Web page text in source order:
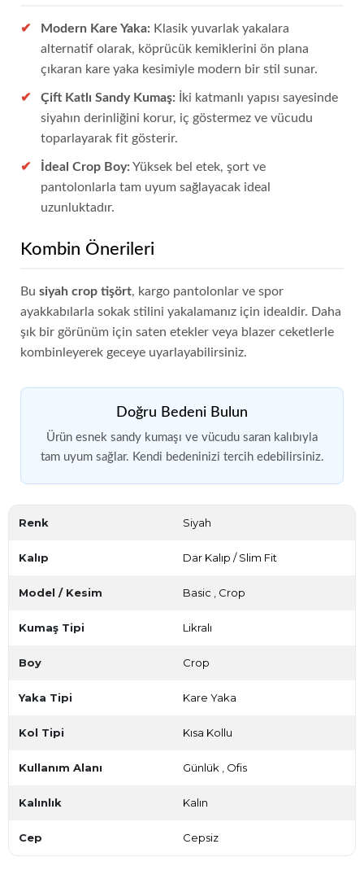
Modern Kare Yaka: Klasik yuvarlak yakalara
alternatif olarak, köprücük kemiklerini ön plana
çıkaran kare yaka kesimiyle modern bir stil sunar.
Çift Katlı Sandy Kumaş: İki katmanlı yapısı sayesinde
siyahın derinliğini korur, iç göstermez ve vücudu
toparlayarak fit gösterir.
İdeal Crop Boy: Yüksek bel etek, şort ve
pantolonlarla tam uyum sağlayacak ideal
uzunluktadır.
Kombin Önerileri
Bu siyah crop tişört, kargo pantolonlar ve spor
ayakkabılarla sokak stilini yakalamanız için idealdir. Daha
şık bir görünüm için saten etekler veya blazer ceketlerle
kombinleyerek geceye uyarlayabilirsiniz.
Doğru Bedeni Bulun
Ürün esnek sandy kumaşı ve vücudu saran kalıbıyla
tam uyum sağlar. Kendi bedeninizi tercih edebilirsiniz.
Renk Siyah
Kalıp Dar Kalıp / Slim Fit
Model / Kesim Basic Crop
Kumaş Tipi Likralı
Boy Crop
Yaka Tipi Kare Yaka
Kol Tipi Kısa Kollu
Kullanım Alanı Günlük Ofis
Kalınlık Kalın
Cep Cepsiz